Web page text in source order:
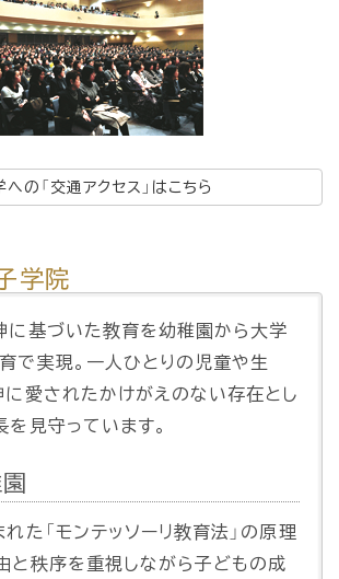
への「交通アクセス」はこちら
学院
に基づいた教育を幼稚園から大学
で実現。一人ひとりの児童や生
に愛されたかけがえのない存在とし
を見守っています。
れた「モンテッソーリ教育法」の原理
と秩序を重視しながら子どもの成